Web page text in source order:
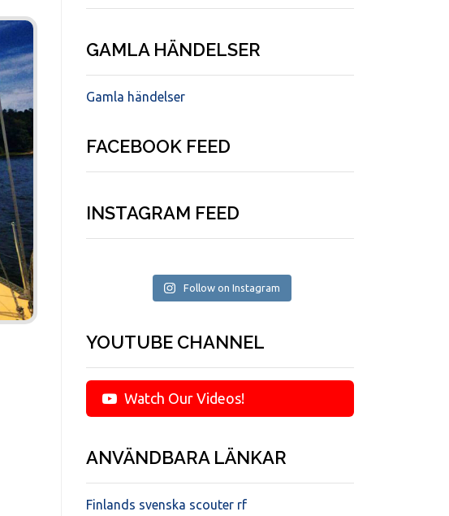
GAMLA HÄNDELSER
Gamla händelser
FACEBOOK FEED
INSTAGRAM FEED
Follow on Instagram
YOUTUBE CHANNEL
Watch Our Videos!
ANVÄNDBARA LÄNKAR
Finlands svenska scouter rf